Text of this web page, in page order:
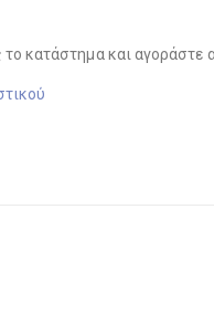
το κατάστημα και